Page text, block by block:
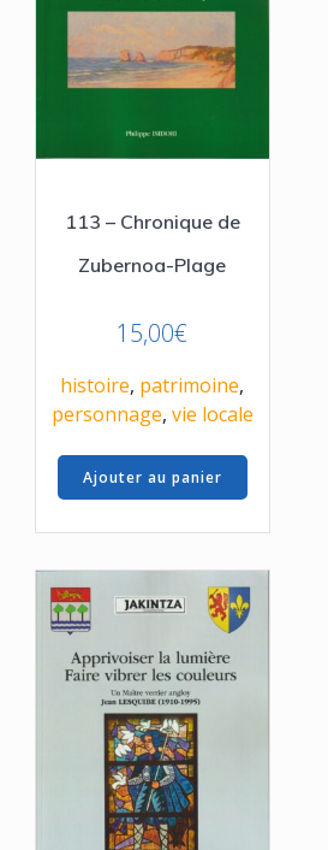
113 – Chronique de
Zubernoa-Plage
15,00€
histoire, patrimoine,
personnage, vie locale
Ajouter au panier